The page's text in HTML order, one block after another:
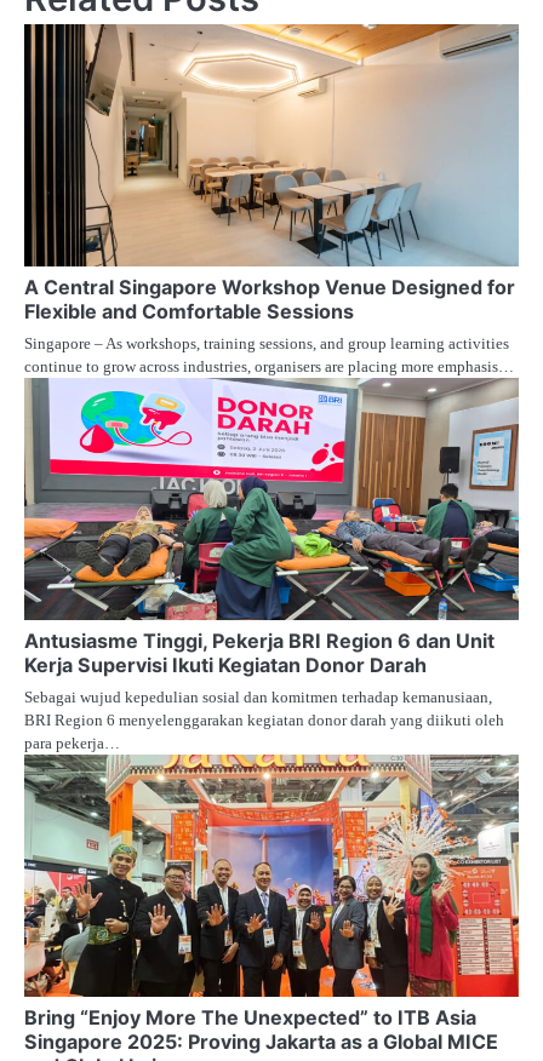
A Central Singapore Workshop Venue Designed for
Flexible and Comfortable Sessions
Singapore – As workshops, training sessions, and group learning activities
continue to grow across industries, organisers are placing more emphasis…
Antusiasme Tinggi, Pekerja BRI Region 6 dan Unit
Kerja Supervisi Ikuti Kegiatan Donor Darah
Sebagai wujud kepedulian sosial dan komitmen terhadap kemanusiaan,
BRI Region 6 menyelenggarakan kegiatan donor darah yang diikuti oleh
para pekerja…
Bring “Enjoy More The Unexpected” to ITB Asia
Singapore 2025: Proving Jakarta as a Global MICE